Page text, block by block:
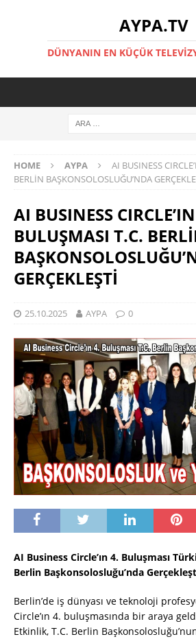
AYPA.TV
DÜNYANIN EN KÜÇÜK
HOME AYPA
AI BUSINESS
BERLİN BAŞKONSOLOSLUĞU’NDA
AI BUSINESS
BULUŞMASI T.C.
GERÇEKLEŞTİ
25.10.2025 AYPA 0
AI Business Circle’ın 4. Buluşması
Berlin Başkonsolosluğu’nda
Berlin’de iş dünyası ve teknoloji
Circle’ın 4. buluşmasında bir araya
Etkinlik, T.C. Berlin